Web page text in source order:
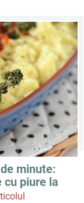
minute:
cu piure la